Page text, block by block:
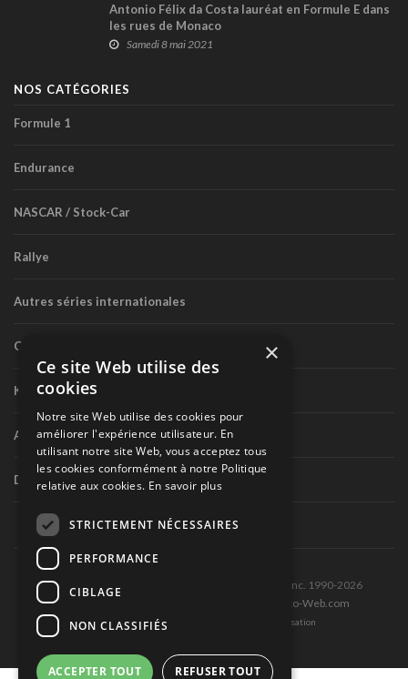
Antonio Félix da Costa lauréat en Formule E dans
les rues de Monaco
Samedi 8 mai 2021
NOS CATÉGORIES
Formule 1
Endurance
NASCAR / Stock-Car
Rallye
Autres séries internationales
Circuit routier canadien
Karting
Autres séries nationales
Divers
Tous droits réservés © Les Éditions Pole-Position inc. 1990-2026
Ce site est produit et hébergé par Montréal-Photo-Web.com
Politique de confidentialité et Conditions d’utilisation
×
Ce site Web utilise des
cookies
Notre site Web utilise des cookies pour
améliorer l'expérience utilisateur. En
utilisant notre site Web, vous acceptez tous
les cookies conformément à notre Politique
relative aux cookies. En savoir plus
STRICTEMENT NÉCESSAIRES
PERFORMANCE
CIBLAGE
NON CLASSIFIÉS
ACCEPTER TOUT REFUSER TOUT